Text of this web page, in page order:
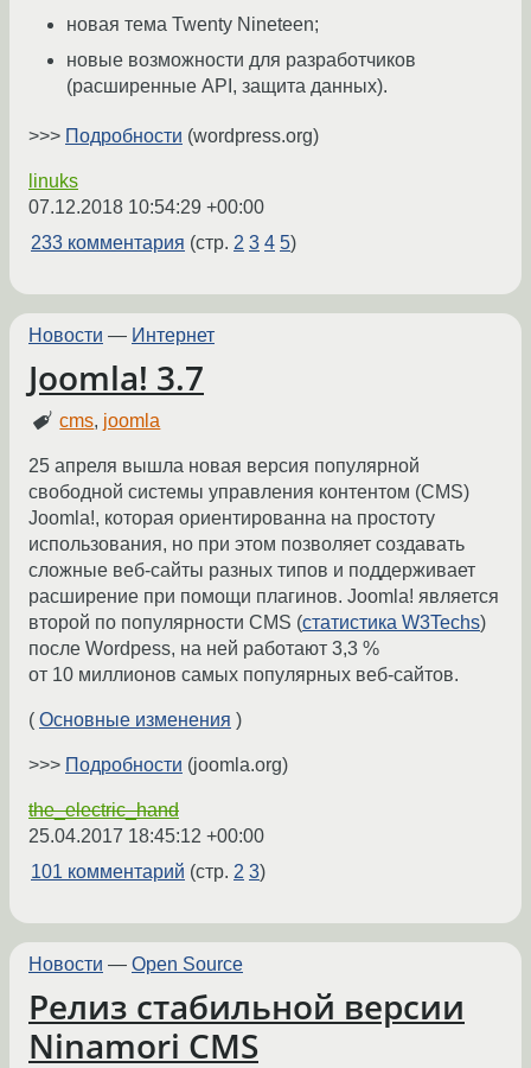
новая тема Twenty Nineteen;
новые возможности для разработчиков
(расширенные API, защита данных).
>>> Подробности (wordpress.org)
linuks
07.12.2018 10:54:29 +00:00
233 комментария (стр. 2 3 4 5)
Новости — Интернет
Joomla! 3.7
cms, joomla
25 апреля вышла новая версия популярной
свободной системы управления контентом (CMS)
Joomla!, которая ориентированна на простоту
использования, но при этом позволяет создавать
сложные веб-сайты разных типов и поддерживает
расширение при помощи плагинов. Joomla! является
второй по популярности CMS (статистика W3Techs)
после Wordpess, на ней работают 3,3 %
от 10 миллионов самых популярных веб-сайтов.
( Основные изменения )
>>> Подробности (joomla.org)
the_electric_hand
25.04.2017 18:45:12 +00:00
101 комментарий (стр. 2 3)
Новости — Open Source
Релиз стабильной версии
Ninamori CMS